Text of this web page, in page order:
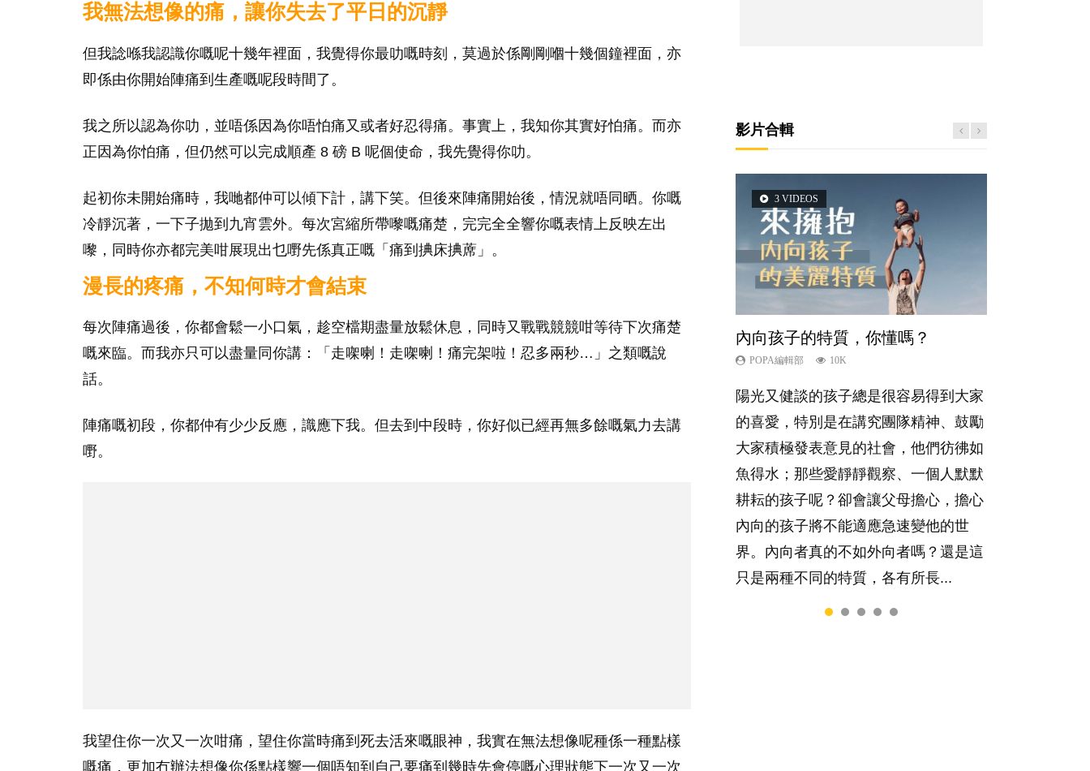
我無法想像的痛，讓你失去了平日的沉靜
但我諗喺我認識你嘅呢十幾年裡面，我覺得你最叻嘅時刻，莫過於係剛剛嗰十幾個鐘裡面，亦
即係由你開始陣痛到生產嘅呢段時間了。
我之所以認為你叻，並唔係因為你唔怕痛又或者好忍得痛。事實上，我知你其實好怕痛。而亦
正因為你怕痛，但仍然可以完成順產 8 磅 B 呢個使命，我先覺得你叻。
起初你未開始痛時，我哋都仲可以傾下計，講下笑。但後來陣痛開始後，情況就唔同晒。你嘅
冷靜沉著，一下子拋到九宵雲外。每次宮縮所帶嚟嘅痛楚，完完全全響你嘅表情上反映左出
嚟，同時你亦都完美咁展現出乜嘢先係真正嘅「痛到捵床捵蓆」。
漫長的疼痛，不知何時才會結束
每次陣痛過後，你都會鬆一小口氣，趁空檔期盡量放鬆休息，同時又戰戰競競咁等待下次痛楚
嘅來臨。而我亦只可以盡量同你講：「走㗎喇！走㗎喇！痛完架啦！忍多兩秒…」之類嘅說
話。
陣痛嘅初段，你都仲有少少反應，識應下我。但去到中段時，你好似已經再無多餘嘅氣力去講
嘢。
我望住你一次又一次咁痛，望住你當時痛到死去活來嘅眼神，我實在無法想像呢種係一種點樣
嘅痛，更加冇辦法想像你係點樣響一個唔知到自己要痛到幾時先會停嘅心理狀態下一次又一次
影片合輯
3 VIDEOS
內向孩子的特質，你懂嗎？
POPA編輯部 10K
陽光又健談的孩子總是很容易得到大家
的喜愛，特別是在講究團隊精神、鼓勵
大家積極發表意見的社會，他們彷彿如
魚得水；那些愛靜靜觀察、一個人默默
耕耘的孩子呢？卻會讓父母擔心，擔心
內向的孩子將不能適應急速變他的世
界。內向者真的不如外向者嗎？還是這
只是兩種不同的特質，各有所長...
6 VIDEOS
孩子能力天注定？
POPA編輯部 7.9K
很多父母都希望孩子係個「叻仔叻
女」，學業別太差，日常自理井井有
條。這樣的孩子是萬中無一，還是魚與
熊掌，不能兼得？...
6 VIDEOS
愛孩子也別忘了愛自己，父母如何
關顧自己的身心靈？
照顧孩子衣食住行、陪同兒女應對功課
測驗，還要陪玩製造親子時間，尚要處
理家中雜項要務……當父母的，有千百
個任務要做。可惜，有一樣重要至極
的，總被遺漏——關注自己的情緒和心
理健康。...
5 VIDEOS
夫妻必看！經營婚姻，沒捷徑
POPA編輯部 22.9K
你是不是也曾經以為只要跟相愛的人結
婚，就自然能走到白頭，但生了孩子卻
發現事情不如你所料？ 經營婚姻，不
如我們想像的簡單，卻也不是大家說得
那麼難。一起來認識婚姻的真相！...
2 VIDEOS
想孩子學好外語，點做好？
POPA編輯部 9.9K
有人話學多種語言越早開始越好，有人
卻說一時間太多語言，會令孩子感到混
淆，到底誰是誰非？聽聽專家怎樣說，
解開語言學習的迷思～...